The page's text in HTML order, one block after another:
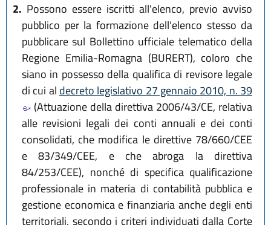
2. Possono essere iscritti all'elenco, previo avviso
pubblico per la formazione dell'elenco stesso da
pubblicare sul Bollettino ufficiale telematico della
Regione Emilia-Romagna (BURERT), coloro che
siano in possesso della qualifica di revisore legale
di cui al decreto legislativo 27 gennaio 2010, n. 39
(Attuazione della direttiva 2006/43/CE, relativa
alle revisioni legali dei conti annuali e dei conti
consolidati, che modifica le direttive 78/660/CEE
e 83/349/CEE, e che abroga la direttiva
84/253/CEE), nonché di specifica qualificazione
professionale in materia di contabilità pubblica e
gestione economica e finanziaria anche degli enti
territoriali, secondo i criteri individuati dalla Corte